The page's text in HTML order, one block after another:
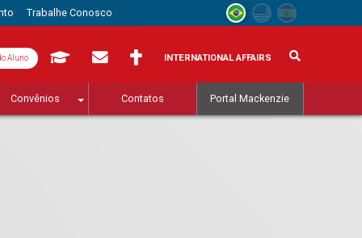
Trabalhe Conosco
Aluno INTERNATIONAL AFFAIRS
Convênios Contatos Portal Mackenzie